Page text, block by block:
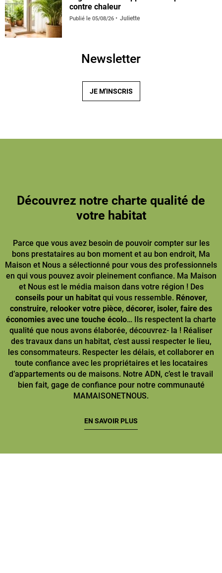
contre chaleur
Publié le 05/08/26 Juliette
Newsletter
JE M'INSCRIS
Découvrez notre charte qualité de
votre habitat
Parce que vous avez besoin de pouvoir compter sur les
bons prestataires au bon moment et au bon endroit, Ma
Maison et Nous a sélectionné pour vous des professionnels
en qui vous pouvez avoir pleinement confiance. Ma Maison
et Nous est le média maison dans votre région ! Des
conseils pour un habitatqui vous ressemble. Rénover,
construire, relooker votre pièce, décorer, isoler, faire des
économies avec une touche écolo… Ils respectent la charte
qualité que nous avons élaborée, découvrez- la ! Réaliser
des travaux dans un habitat, c’est aussi respecter le lieu,
les consommateurs. Respecter les délais, et collaborer en
toute confiance avec les propriétaires et les locataires
d’appartements ou de maisons. Notre ADN, c’est le travail
bien fait, gage de confiance pour notre communauté
MAMAISONETNOUS.
EN SAVOIR PLUS